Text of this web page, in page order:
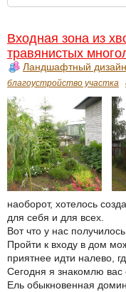
Входная зона из
травянистых
Ландшафтный дизайн
благоустройство участка
наоборот, хотелось
для себя и для всех.
Вот что у нас получилось.
Пройти к входу в дом
приятнее идти налево,
Сегодня я знакомлю вас
Ель обыкновенная